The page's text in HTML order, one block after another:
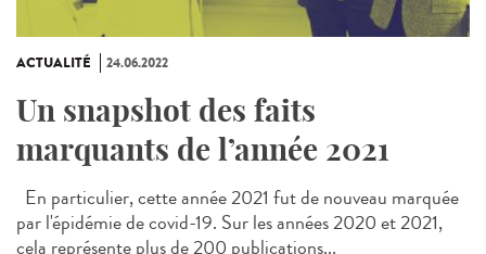
ACTUALITÉ 24.06.2022
Un snapshot des faits
marquants de l’année 2021
En particulier, cette année 2021 fut de nouveau marquée
par l'épidémie de covid-19. Sur les années 2020 et 2021,
cela représente plus de 200 publications...